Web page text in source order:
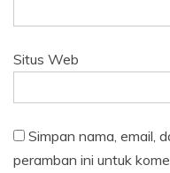
Situs Web
Simpan nama, email,
peramban ini untuk